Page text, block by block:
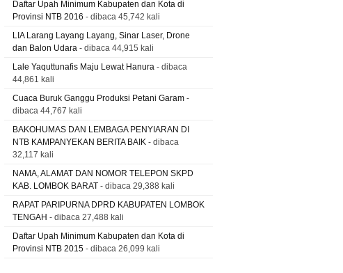
Daftar Upah Minimum Kabupaten dan Kota di
Provinsi NTB 2016 - dibaca 45,742 kali
LIA Larang Layang Layang, Sinar Laser, Drone
dan Balon Udara - dibaca 44,915 kali
Lale Yaquttunafis Maju Lewat Hanura - dibaca
44,861 kali
Cuaca Buruk Ganggu Produksi Petani Garam -
dibaca 44,767 kali
BAKOHUMAS DAN LEMBAGA PENYIARAN DI
NTB KAMPANYEKAN BERITA BAIK - dibaca
32,117 kali
NAMA, ALAMAT DAN NOMOR TELEPON SKPD
KAB. LOMBOK BARAT - dibaca 29,388 kali
RAPAT PARIPURNA DPRD KABUPATEN LOMBOK
TENGAH - dibaca 27,488 kali
Daftar Upah Minimum Kabupaten dan Kota di
Provinsi NTB 2015 - dibaca 26,099 kali